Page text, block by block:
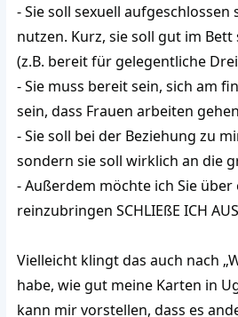
- Sie soll sexuell
nutzen. Kurz, sie soll gut im
(z.B. bereit für gelegentliche
- Sie muss bereit sein, sich am
sein, dass Frauen arbeiten
- Sie soll bei der Beziehung zu
sondern sie soll wirklich an die
- Außerdem möchte ich Sie
reinzubringen SCHLIEßE ICH
Vielleicht klingt das auch nach
habe, wie gut meine Karten in
kann mir vorstellen, dass es